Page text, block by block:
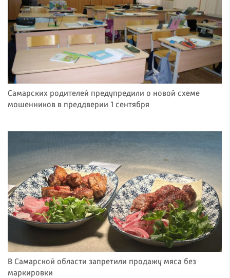
Самарских родителей предупредили о новой схеме
мошенников в преддверии 1 сентября
В Самарской области запретили продажу мяса без
маркировки